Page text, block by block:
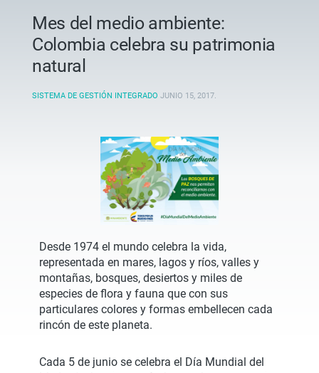
Mes del medio ambiente:
Colombia celebra su patrimonia
natural
SISTEMA DE GESTIÓN INTEGRADO JUNIO 15, 2017.
Desde 1974 el mundo celebra la vida,
representada en mares, lagos y ríos, valles y
montañas, bosques, desiertos y miles de
especies de flora y fauna que con sus
particulares colores y formas embellecen cada
rincón de este planeta.
Cada 5 de junio se celebra el Día Mundial del